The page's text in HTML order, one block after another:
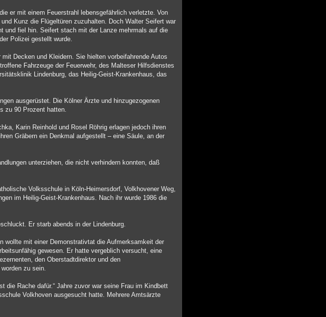
er mit einem Feuerstrahl lebensgefährlich verletzte. Von
Kunz die Flügeltüren zuzuhalten. Doch Walter Seifert war
und fiel hin. Seifert stach mit der Lanze mehrmals auf die
Polizei gestellt wurde.
Decken und Kleidern. Sie hielten vorbeifahrende Autos
Fahrzeuge der Feuerwehr, des Malteser Hilfsdienstes
Lindenburg, das Heilig-Geist-Krankenhaus, das
ausgerüstet. Die Kölner Ärzte und hinzugezogenen
zu 90 Prozent hatten.
Karin Reinhold und Rosel Röhrig erlagen jedoch ihren
Gräbern ein Denkmal aufgestellt – eine Säule, an der
unterziehen, die nicht verhindern konnten, daß
Volksschule in Köln-Heimersdorf, Volkhovener Weg,
im Heilig-Geist-Krankenhaus. Nach ihr wurde 1986 die
Er starb abends in der Lindenburg.
wollte mit einer Demonstrativtat die Aufmerksamkeit der
gewesen. Er hatte vergeblich versucht, eine
den Oberstadtdirektor und den
zu sein.
die Rache dafür.“ Jahre zuvor war seine Frau im Kindbett
Volkhoven ausgesucht hatte. Mehrere Amtsärzte